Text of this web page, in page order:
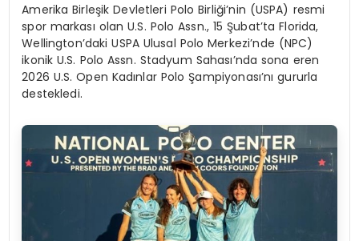
Amerika Birleşik Devletleri Polo Birliği’nin (USPA) resmi
spor markası olan U.S. Polo Assn., 15 Şubat’ta Florida,
Wellington’daki USPA Ulusal Polo Merkezi’nde (NPC)
ikonik U.S. Polo Assn. Stadyum Sahası’nda sona eren
2026 U.S. Open Kadınlar Polo Şampiyonası’nı gururla
destekledi.